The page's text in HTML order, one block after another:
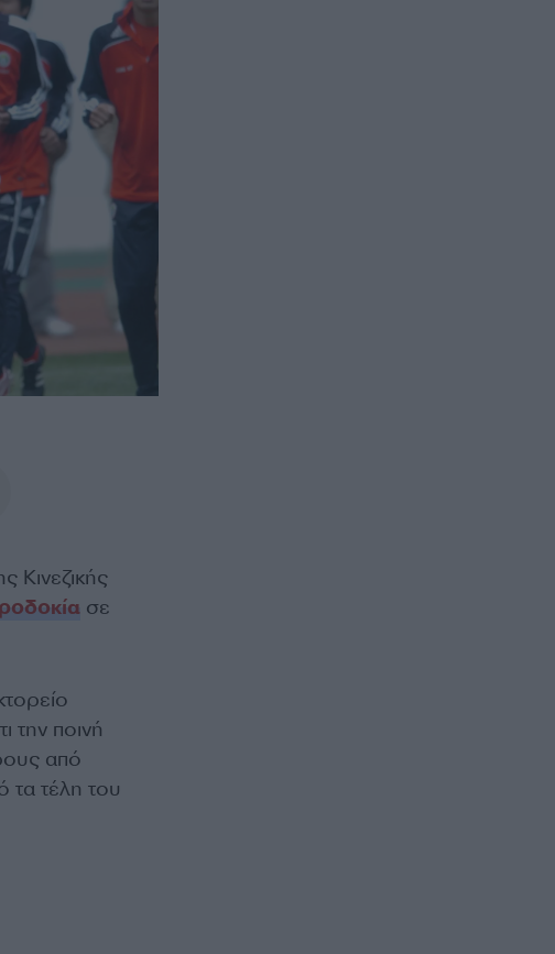
Κινεζικής
σε
ποινή
από
τέλη του